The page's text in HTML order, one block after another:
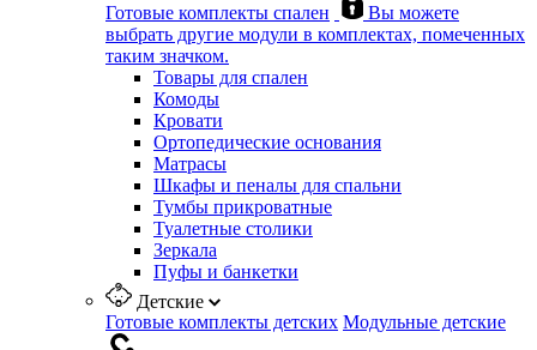
Готовые комплекты спален
Вы можете
выбрать другие модули в комплектах, помеченных
таким значком.
Товары для спален
Комоды
Кровати
Ортопедические основания
Матрасы
Шкафы и пеналы для спальни
Тумбы прикроватные
Туалетные столики
Зеркала
Пуфы и банкетки
Детские
Готовые комплекты детских Модульные детские